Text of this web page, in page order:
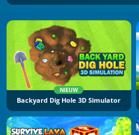
NIEUW
Backyard Dig Hole 3D Simulator